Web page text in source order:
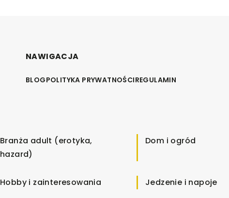
NAWIGACJA
BLOGPOLITYKA PRYWATNOŚCIREGULAMIN
Branża adult (erotyka,
hazard)
Dom i ogród
Hobby i zainteresowania Jedzenie i napoje